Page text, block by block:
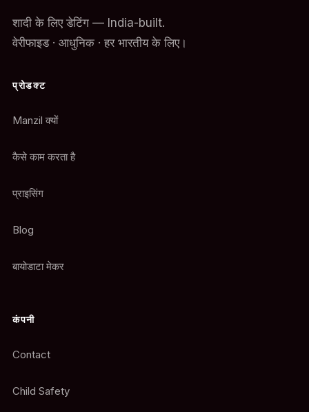
शादी के लिए डेटिंग — India-built.
वेरीफाइड · आधुनिक · हर भारतीय के लिए।
प्रोडक्ट
Manzil क्यों
कैसे काम करता है
प्राइसिंग
Blog
बायोडाटा मेकर
कंपनी
Contact
Child Safety